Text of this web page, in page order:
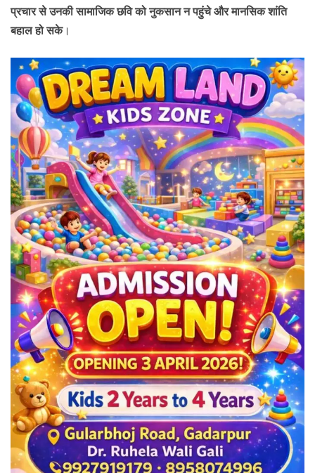
प्रचार से उनकी सामाजिक छवि को नुकसान न पहुंचे और मानसिक शांति
बहाल हो सके।